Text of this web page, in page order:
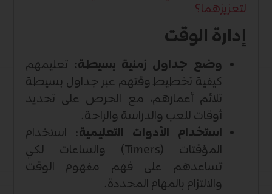
لتعزيزهما؟
إدارة الوقت
وضع جداول زمنية بسيطة: تعليمهم
كيفية تخطيط وقتهم عبر جداول بسيطة
تلائم أعمارهم، مع الحرص على تحديد
أوقات للعب والدراسة والراحة.
استخدام الأدوات التعليمية: استخدام
المؤقتات (Timers) والساعات لكي
تساعدهم على فهم مفهوم الوقت
والالتزام بالمهام المحددة.